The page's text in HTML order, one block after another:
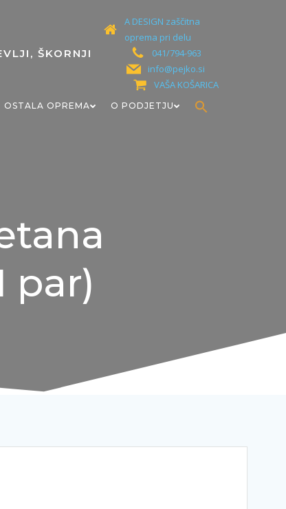
A DESIGN zaščitna
oprema pri delu
041/794-963
info@pejko.si
VAŠA KOŠARICA
OSTALA OPREMA O PODJETJU
par)